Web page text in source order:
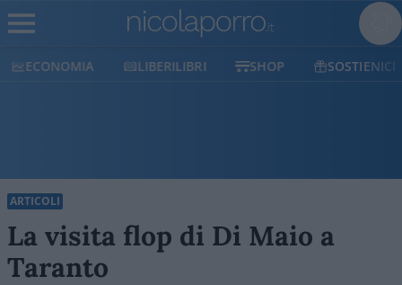
ECONOMIA LIBERILIBRI SHOP SOSTIENICI
ARTICOLI
La visita flop di Di Maio a
Taranto